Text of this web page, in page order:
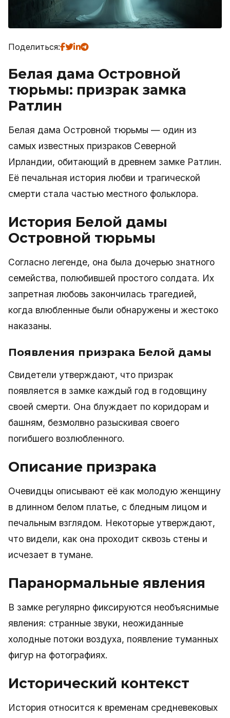
Поделиться:
Белая дама Островной
тюрьмы: призрак замка
Ратлин
Белая дама Островной тюрьмы — один из
самых известных призраков Северной
Ирландии, обитающий в древнем замке Ратлин.
Её печальная история любви и трагической
смерти стала частью местного фольклора.
История Белой дамы
Островной тюрьмы
Согласно легенде, она была дочерью знатного
семейства, полюбившей простого солдата. Их
запретная любовь закончилась трагедией,
когда влюбленные были обнаружены и жестоко
наказаны.
Появления призрака Белой дамы
Свидетели утверждают, что призрак
появляется в замке каждый год в годовщину
своей смерти. Она блуждает по коридорам и
башням, безмолвно разыскивая своего
погибшего возлюбленного.
Описание призрака
Очевидцы описывают её как молодую женщину
в длинном белом платье, с бледным лицом и
печальным взглядом. Некоторые утверждают,
что видели, как она проходит сквозь стены и
исчезает в тумане.
Паранормальные явления
В замке регулярно фиксируются необъяснимые
явления: странные звуки, неожиданные
холодные потоки воздуха, появление туманных
фигур на фотографиях.
Исторический контекст
История относится к временам средневековых